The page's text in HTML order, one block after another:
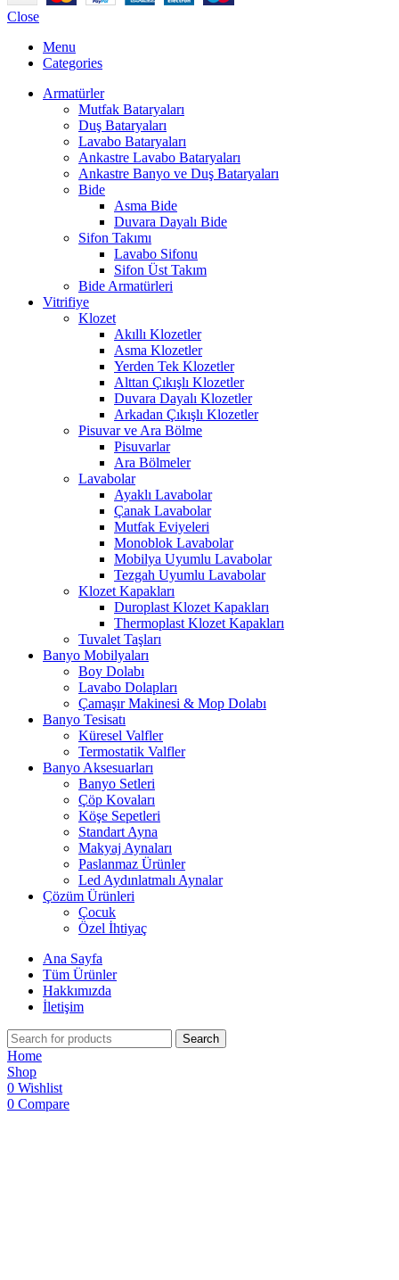
Close
Menu
Categories
Armatürler
Mutfak Bataryaları
Duş Bataryaları
Lavabo Bataryaları
Ankastre Lavabo Bataryaları
Ankastre Banyo ve Duş Bataryaları
Bide
Asma Bide
Duvara Dayalı Bide
Sifon Takımı
Lavabo Sifonu
Sifon Üst Takım
Bide Armatürleri
Vitrifiye
Klozet
Akıllı Klozetler
Asma Klozetler
Yerden Tek Klozetler
Alttan Çıkışlı Klozetler
Duvara Dayalı Klozetler
Arkadan Çıkışlı Klozetler
Pisuvar ve Ara Bölme
Pisuvarlar
Ara Bölmeler
Lavabolar
Ayaklı Lavabolar
Çanak Lavabolar
Mutfak Eviyeleri
Monoblok Lavabolar
Mobilya Uyumlu Lavabolar
Tezgah Uyumlu Lavabolar
Klozet Kapakları
Duroplast Klozet Kapakları
Thermoplast Klozet Kapakları
Tuvalet Taşları
Banyo Mobilyaları
Boy Dolabı
Lavabo Dolapları
Çamaşır Makinesi & Mop Dolabı
Banyo Tesisatı
Küresel Valfler
Termostatik Valfler
Banyo Aksesuarları
Banyo Setleri
Çöp Kovaları
Köşe Sepetleri
Standart Ayna
Makyaj Aynaları
Paslanmaz Ürünler
Led Aydınlatmalı Aynalar
Çözüm Ürünleri
Çocuk
Özel İhtiyaç
Ana Sayfa
Tüm Ürünler
Hakkımızda
İletişim
Search
Home
Shop
0 Wishlist
0 Compare